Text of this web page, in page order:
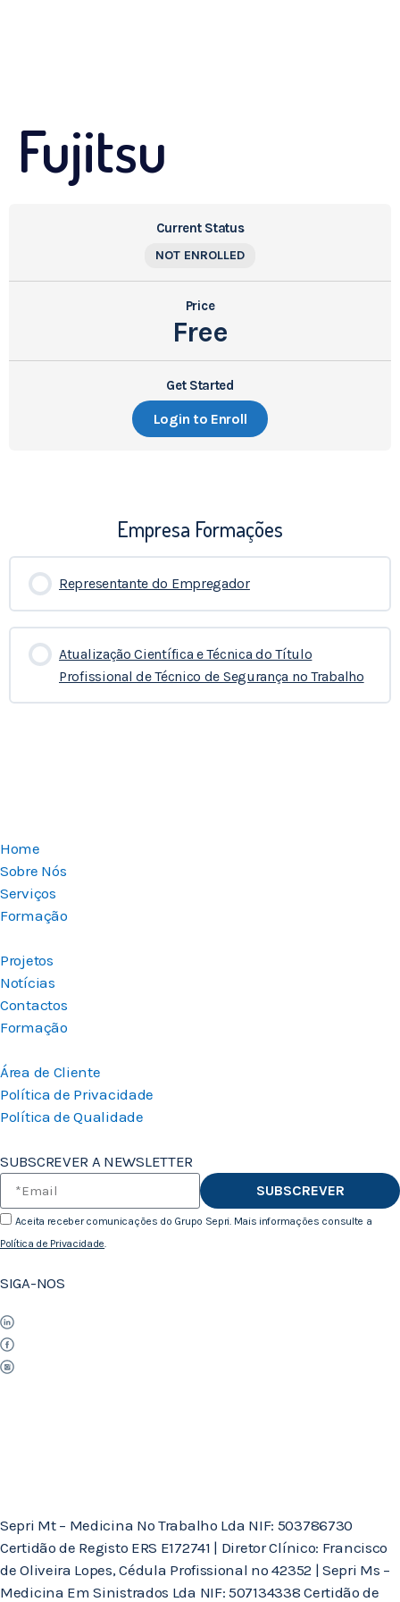
Fujitsu
Current Status
NOT ENROLLED
Price
Free
Get Started
Login to Enroll
Empresa Formações
Representante do Empregador
0% COMPLETADO 0/0 Etapas
Atualização Científica e Técnica do Título
Profissional de Técnico de Segurança no Trabalho
0% COMPLETADO 0/0 Etapas
Home
Sobre Nós
Serviços
Formação
Projetos
Notícias
Contactos
Formação
Área de Cliente
Política de Privacidade
Política de Qualidade
SUBSCREVER A NEWSLETTER
Aceita receber comunicações do Grupo Sepri. Mais informações consulte a
Política de Privacidade
SUBSCREVER
SIGA-NOS
Sepri Mt – Medicina No Trabalho Lda NIF: 503786730
Certidão de Registo ERS E172741 | Diretor Clínico: Francisco
de Oliveira Lopes, Cédula Profissional nº 42352 | Sepri Ms –
Medicina Em Sinistrados Lda NIF: 507134338 Certidão de